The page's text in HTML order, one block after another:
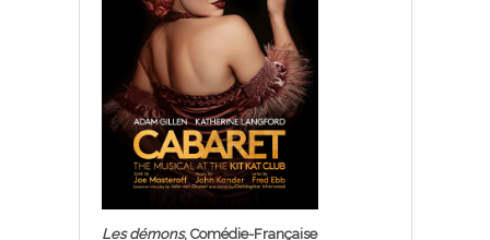
Les démons, Comédie-Française